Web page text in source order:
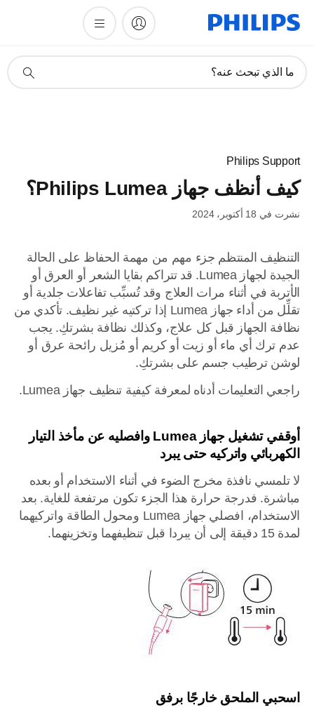
دعم
ما الذي تبحث عنه؟
Philips Support
كيف أنظف جهاز Philips Lumea؟
نشرت في 18 أكتوبر، 2024
التنظيف المنتظم جزء مهم من مهمة الحفاظ على الحالة
الجيدة لجهاز Lumea. قد تتراكم بقايا الشعر أو العرق أو
الأتربة في أثناء مرات العلاج وقد تُسبِّب تفاعلات جلدية أو
تقلِّل من أداء جهاز Lumea إذا تركتيه غير نظيف. تأكدي من
نظافة الجهاز قبل كل علاج، وكذلك نظافة بشرتكِ. يجب
عدم ترك أي ماء أو زيت أو كريم أو مُزيل رائحة عرق أو
لوشن ترطيب جسم على بشرتكِ.
راجعي التعليمات أدناه لمعرفة كيفية تنظيف جهاز Lumea.
أوقفي تشغيل جهاز Lumea وافصليه عن مأخذ التيار
الكهربائي واتركيه حتى يبرد
لا تلمسي نافذة مخرج الضوء في أثناء الاستخدام أو بعده
مباشرة. فدرجة حرارة هذا الجزء تكون مرتفعة للغاية. بعد
الاستخدام، افصلي جهاز Lumea ومحول الطاقة واتركيهما
لمدة 15 دقيقة إلى أن يبردا قبل تنظيفهما وتخزينهما.
اسحبي الملحق خارجًا برفق